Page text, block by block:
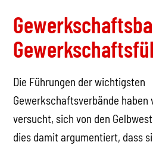
Die Führungen der wichtigsten
Gewerkschaftsverbände haben
versucht, sich von den
dies damit argumentiert, dass